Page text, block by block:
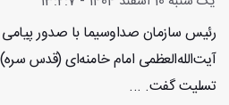
رئیس سازمان صداوسیما با صدور
آیت‌الله‌العظمی امام خامنه‌ای (قدس سره)
تسلیت گفت. ...